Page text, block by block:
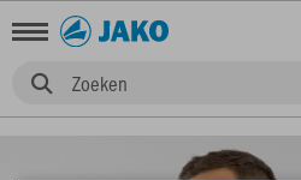
Zoeken